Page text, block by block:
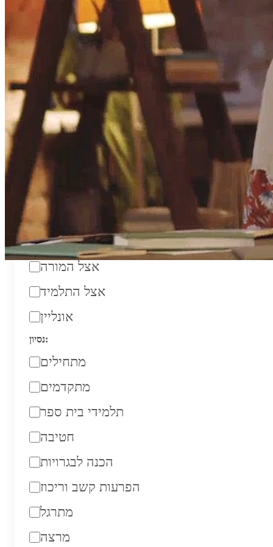
טווח מחירים לשעה:
₪200
מורה פרטי
מקום מפגש:
אצל המורה
אצל התלמיד
אונליין
נסיון:
מתחילים
מתקדמים
תלמידי בית ספר
חטיבה
הכנה לבגרויות
הפרעות קשב וריכוז
מתרגל
מרצה